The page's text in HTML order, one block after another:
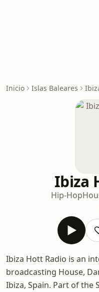
Inicio Islas Baleares
Ibiza
Hip-Hop
Ibiza Hott Radio is an
broadcasting House,
Ibiza, Spain. Part of the